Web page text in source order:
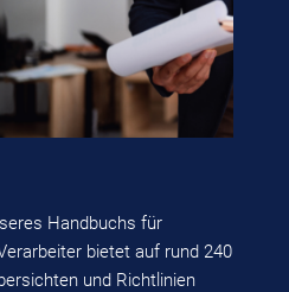
Handbuchs für
bietet auf rund 240
und Richtlinien